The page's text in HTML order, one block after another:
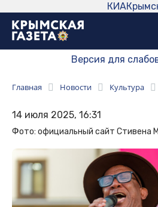
КИА
Версия для
Главная Новости Культура
14 июля 2025, 16:31
Фото: официальный сайт Стивена